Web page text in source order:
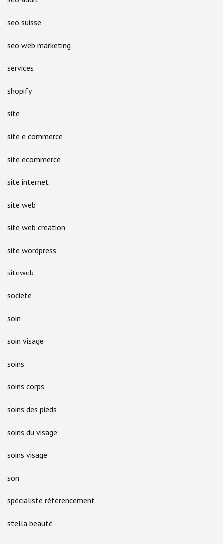
seo suisse
seo web marketing
services
shopify
site
site e commerce
site ecommerce
site internet
site web
site web creation
site wordpress
siteweb
societe
soin
soin visage
soins
soins corps
soins des pieds
soins du visage
soins visage
son
spécialiste référencement
stella beauté